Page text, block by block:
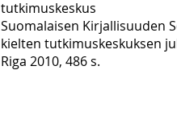
tutkimuskeskus
Suomalaisen Kirjallisuuden
kielten tutkimuskeskuksen
Riga 2010, 486 s.